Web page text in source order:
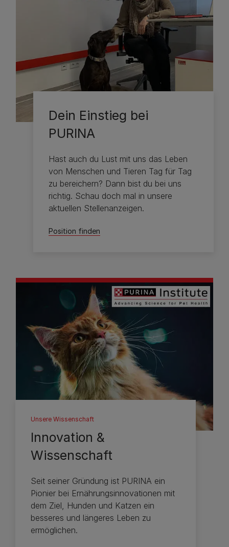
Dein Einstieg bei
PURINA
Hast auch du Lust mit uns das Leben
von Menschen und Tieren Tag für Tag
zu bereichern? Dann bist du bei uns
richtig. Schau doch mal in unsere
aktuellen Stellenanzeigen.
Position finden
Unsere Wissenschaft
Innovation &
Wissenschaft
Seit seiner Gründung ist PURINA ein
Pionier bei Ernährungsinnovationen mit
dem Ziel, Hunden und Katzen ein
besseres und längeres Leben zu
ermöglichen.